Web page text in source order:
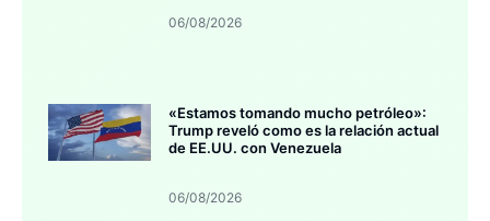
06/08/2026
«Estamos tomando mucho petróleo»:
Trump reveló como es la relación actual
de EE.UU. con Venezuela
06/08/2026